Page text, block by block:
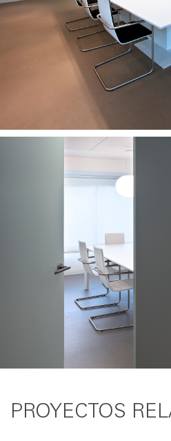
PROYECTOS